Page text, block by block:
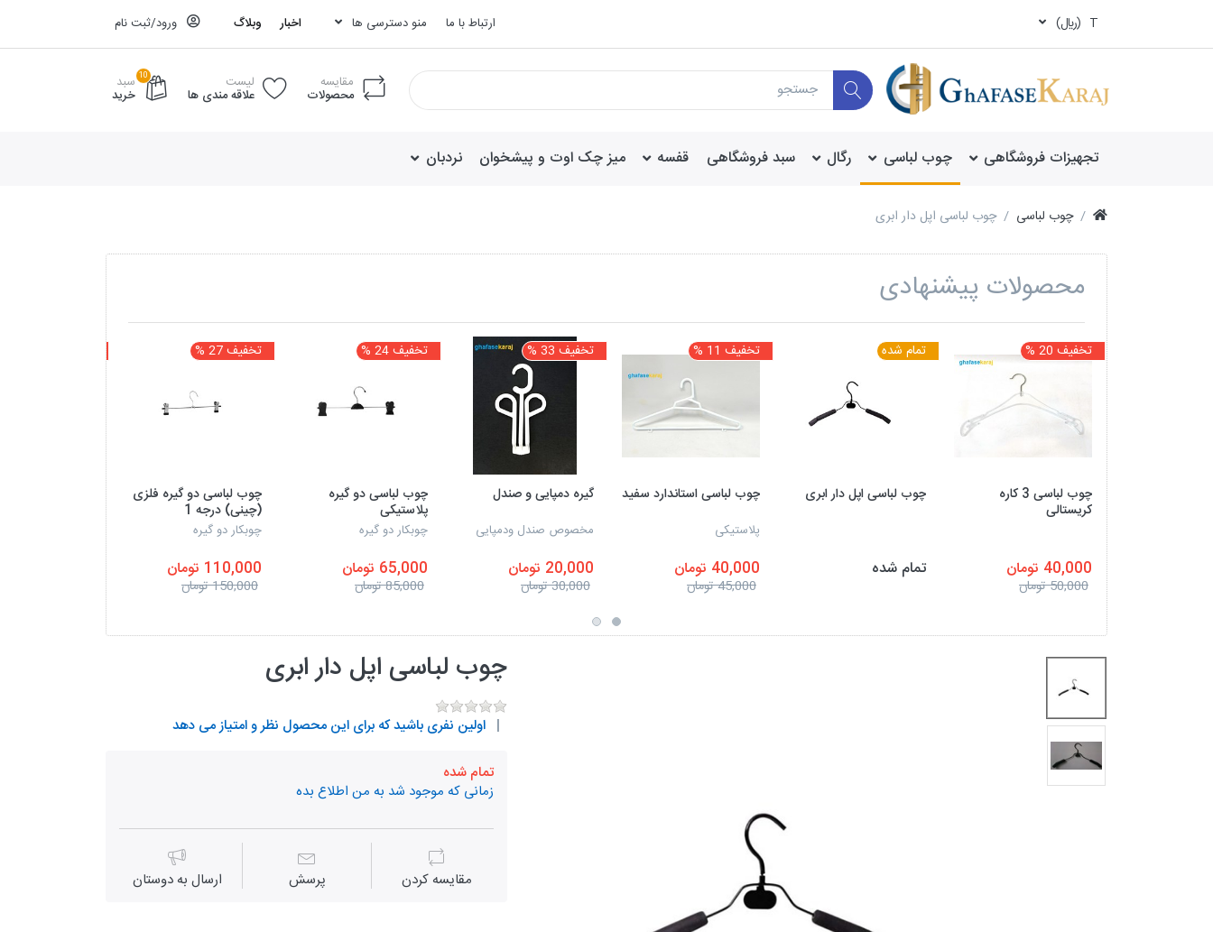
T (ريال) ارتباط با ما منو دسترسی ها اخبار وبلاگ ورود/ثبت نام
مقایسه
محصولات
لیست
علاقه مندی ها
10 سبد
خرید
تجهیزات فروشگاهی چوب لباسی رگال سبد فروشگاهی قفسه میز چک اوت و پیشخوان نردبان
چوب لباسی چوب لباسی اپل دار ابری
محصولات پیشنهادی
تخفیف 20 %
چوب لباسی 3 کاره
کریستالی
40,000 تومان
50,000 تومان
تمام شده
چوب لباسی اپل دار ابری
تمام شده
تخفیف 11 %
چوب لباسی استاندارد سفید
پلاستیکی
40,000 تومان
45,000 تومان
تخفیف 33 %
گیره دمپایی و صندل
مخصوص صندل ودمپایی
20,000 تومان
30,000 تومان
تخفیف 24 %
چوب لباسی دو گیره
پلاستیکی
چوبکار دو گیره
65,000 تومان
85,000 تومان
تخفیف 27 %
چوب لباسی دو گیره فلزی
(چینی) درجه 1
چوبکار دو گیره
110,000 تومان
150,000 تومان
چوب لباسی اپل دار ابری
اولین نفری باشید که برای این محصول نظر و امتیاز می دهد
تمام شده
زمانی که موجود شد به من اطلاع بده
مقايسه كردن پرسش ارسال به دوستان